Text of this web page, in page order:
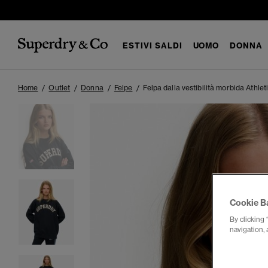
ESTIVI SALDI UOMO DONNA
Home Outlet Donna Felpe Felpa dalla vestibilità morbida
Cookie
By clicking
navigation,